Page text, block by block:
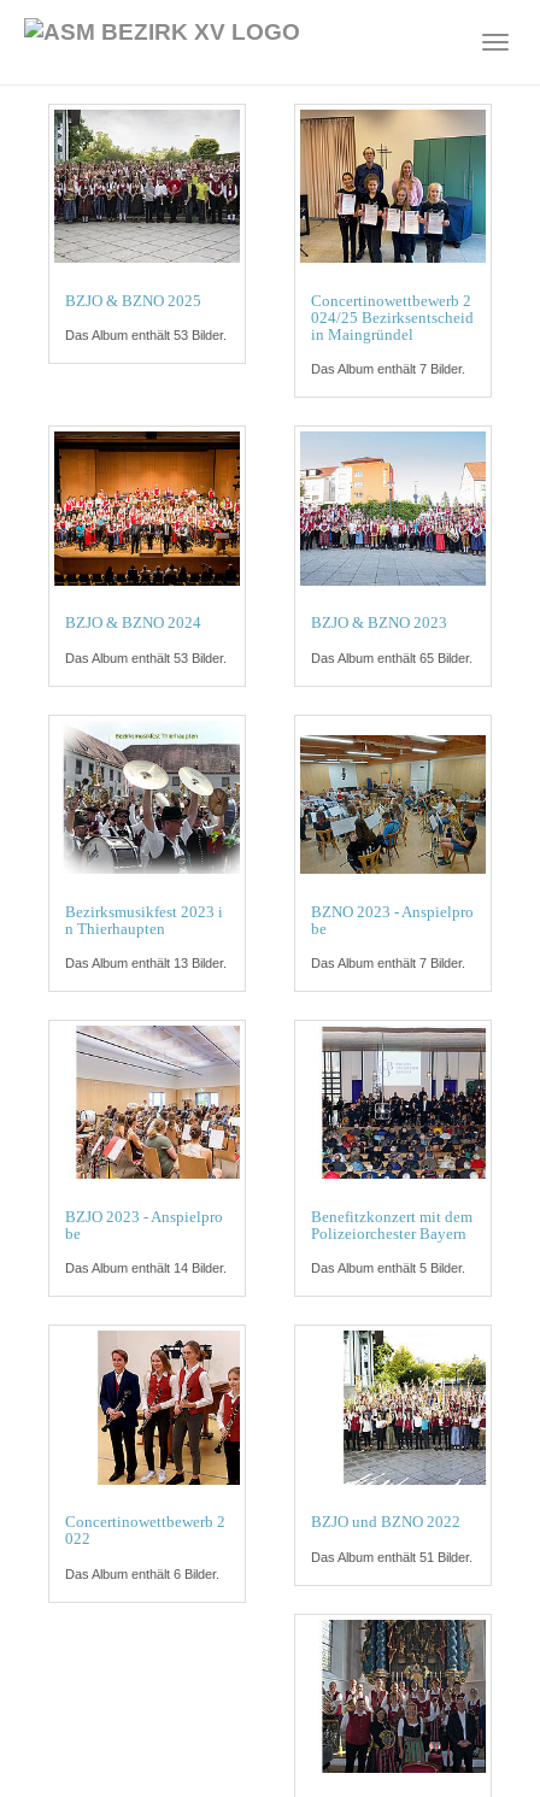
BZJO & BZNO 2025
Das Album enthält 53 Bilder.
Concertinowettbewerb 2
024/25 Bezirksentscheid
in Maingründel
Das Album enthält 7 Bilder.
BZJO & BZNO 2024
Das Album enthält 53 Bilder.
BZJO & BZNO 2023
Das Album enthält 65 Bilder.
Bezirksmusikfest 2023 i
n Thierhaupten
Das Album enthält 13 Bilder.
BZNO 2023 - Anspielpro
be
Das Album enthält 7 Bilder.
BZJO 2023 - Anspielpro
be
Das Album enthält 14 Bilder.
Benefitzkonzert mit dem
Polizeiorchester Bayern
Das Album enthält 5 Bilder.
Concertinowettbewerb 2
022
Das Album enthält 6 Bilder.
BZJO und BZNO 2022
Das Album enthält 51 Bilder.